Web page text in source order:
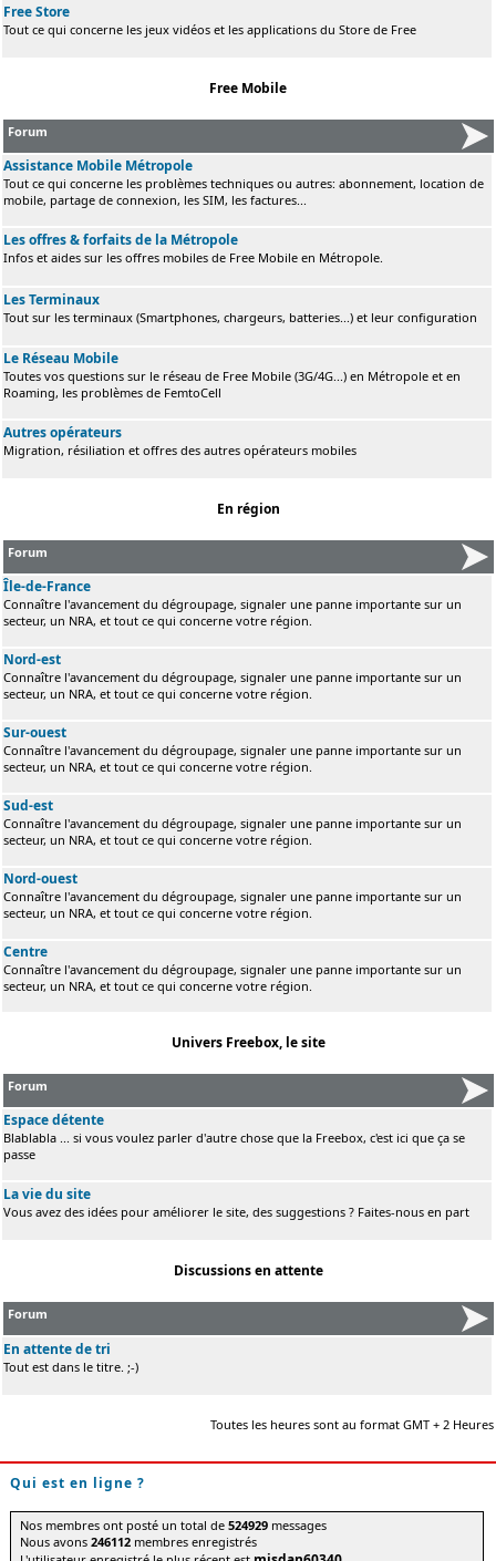
Free Store
Tout ce qui concerne les jeux vidéos et les applications du Store de Free
Free Mobile
Forum
Assistance Mobile Métropole
Tout ce qui concerne les problèmes techniques ou autres: abonnement, location de
mobile, partage de connexion, les SIM, les factures...
Les offres & forfaits de la Métropole
Infos et aides sur les offres mobiles de Free Mobile en Métropole.
Les Terminaux
Tout sur les terminaux (Smartphones, chargeurs, batteries...) et leur configuration
Le Réseau Mobile
Toutes vos questions sur le réseau de Free Mobile (3G/4G...) en Métropole et en
Roaming, les problèmes de FemtoCell
Autres opérateurs
Migration, résiliation et offres des autres opérateurs mobiles
En région
Forum
Île-de-France
Connaître l'avancement du dégroupage, signaler une panne importante sur un
secteur, un NRA, et tout ce qui concerne votre région.
Nord-est
Connaître l'avancement du dégroupage, signaler une panne importante sur un
secteur, un NRA, et tout ce qui concerne votre région.
Sur-ouest
Connaître l'avancement du dégroupage, signaler une panne importante sur un
secteur, un NRA, et tout ce qui concerne votre région.
Sud-est
Connaître l'avancement du dégroupage, signaler une panne importante sur un
secteur, un NRA, et tout ce qui concerne votre région.
Nord-ouest
Connaître l'avancement du dégroupage, signaler une panne importante sur un
secteur, un NRA, et tout ce qui concerne votre région.
Centre
Connaître l'avancement du dégroupage, signaler une panne importante sur un
secteur, un NRA, et tout ce qui concerne votre région.
Univers Freebox, le site
Forum
Espace détente
Blablabla ... si vous voulez parler d'autre chose que la Freebox, c'est ici que ça se
passe
La vie du site
Vous avez des idées pour améliorer le site, des suggestions ? Faites-nous en part
Discussions en attente
Forum
En attente de tri
Tout est dans le titre. ;-)
Toutes les heures sont au format GMT + 2 Heures
Qui est en ligne ?
Nos membres ont posté un total de524929 messages
Nous avons246112 membres enregistrés